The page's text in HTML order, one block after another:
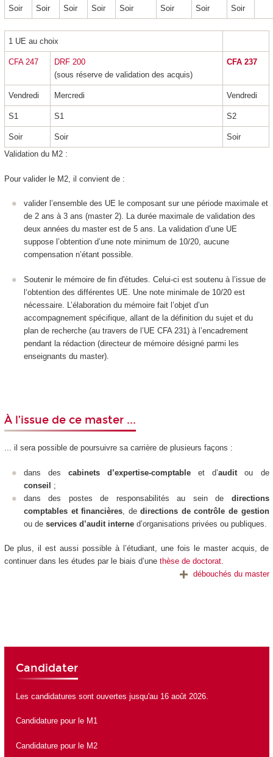
Soir Soir Soir Soir Soir Soir Soir Soir
1 UE au choix
CFA 247
DRF 200
(sous réserve de validation des acquis)
CFA 237
Vendredi Mercredi Vendredi
S1 S1 S2
Soir Soir
Soir
Validation du M2 :
Pour valider le M2, il convient de :
valider l’ensemble des UE le composant sur une période maximale et
de 2 ans à 3 ans (master 2). La durée maximale de validation des
deux années du master est de 5 ans. La validation d’une UE
suppose l’obtention d’une note minimum de 10/20, aucune
compensation n’étant possible.
Soutenir le mémoire de fin d'études. Celui-ci est soutenu à l’issue de
l‘obtention des différentes UE. Une note minimale de 10/20 est
nécessaire. L’élaboration du mémoire fait l’objet d’un
accompagnement spécifique, allant de la définition du sujet et du
plan de recherche (au travers de l’UE CFA 231) à l’encadrement
pendant la rédaction (directeur de mémoire désigné parmi les
enseignants du master).
À l’issue de ce master ...
... il sera possible de poursuivre sa carrière de plusieurs façons :
dans descabinets d’expertise-comptableet d’auditou de
conseil ;
dans des postes de responsabilités au sein de directions
comptables et financières , dedirections de contrôle de gestion
ou de services d’audit interne d’organisations privées ou publiques.
De plus, il est aussi possible à l’étudiant, une fois le master acquis, de
continuer dans les études par le biais d’une thèse de doctorat.
débouchés du master
Candidater
Les candidatures sont ouvertes jusqu'au 16 août 2026.
Candidature pour le M1
Candidature pour le M2